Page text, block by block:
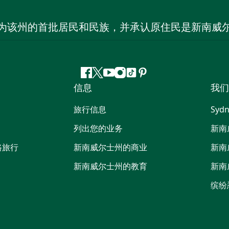
该州的首批居民和民族，并承认原住民是新南威
Facebook
叽
喳
喳
YouTube
Instagram
抖 Pinterest
行
信息
旅行信息
列出您的业务
新南威尔士州的商业
新南威尔士州的教育
我
新
新
新
缤